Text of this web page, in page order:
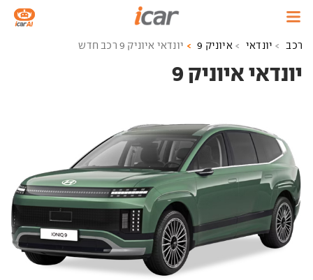
רכב יונדאי איוניק 9 יונדאי איוניק 9 רכב חדש
יונדאי איוניק 9 ‏